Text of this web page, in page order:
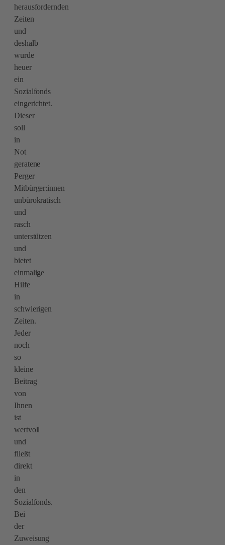
herausfordernden
Zeiten
und
deshalb
wurde
heuer
ein
Sozialfonds
eingerichtet.
Dieser
soll
in
Not
geratene
Perger
Mitbürger:innen
unbürokratisch
und
rasch
unterstützen
und
bietet
einmalige
Hilfe
in
schwierigen
Zeiten.
Jeder
noch
so
kleine
Beitrag
von
Ihnen
ist
wertvoll
und
fließt
direkt
in
den
Sozialfonds.
Bei
der
Zuweisung